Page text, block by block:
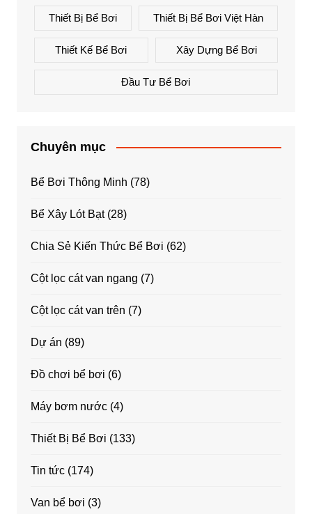
Thiết Bị Bể Bơi Thiết Bị Bể Bơi Việt Hàn
Thiết Kế Bể Bơi Xây Dựng Bể Bơi
Đầu Tư Bể Bơi
Chuyên mục
Bể Bơi Thông Minh (78)
Bể Xây Lót Bạt(28)
Chia Sẻ Kiến Thức Bể Bơi (62)
Cột lọc cát van ngang (7)
Cột lọc cát van trên (7)
Dự án (89)
Đồ chơi bể bơi (6)
Máy bơm nước(4)
Thiết Bị Bể Bơi (133)
Tin tức(174)
Van bể bơi (3)